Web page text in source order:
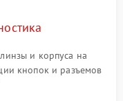
и корпуса на
кнопок и разъемов
на экран,